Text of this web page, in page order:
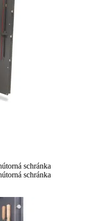
schránka
schránka